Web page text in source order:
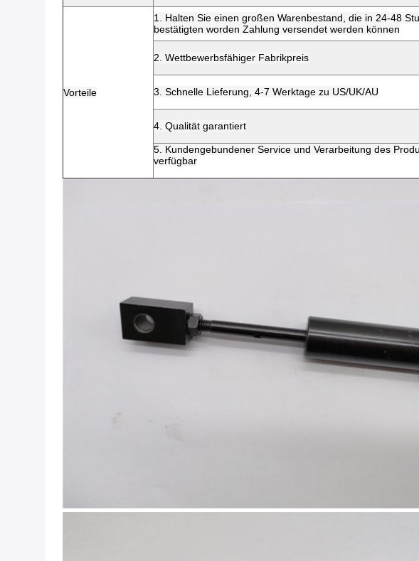
Vorteile
1. Halten Sie einen großen Warenbestand, die in 24-48
bestätigten worden Zahlung versendet werden können
2. Wettbewerbsfähiger Fabrikpreis
3. Schnelle Lieferung, 4-7 Werktage zu US/UK/AU
4. Qualität garantiert
5. Kundengebundener Service und Verarbeitung des
verfügbar